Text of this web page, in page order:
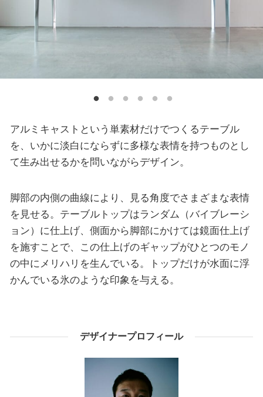
アルミキャストという単素材だけでつくるテーブル
を、いかに淡白にならずに多様な表情を持つものとし
て生み出せるかを問いながらデザイン。
脚部の内側の曲線により、見る角度でさまざまな表情
を見せる。テーブルトップはランダム（バイブレーシ
ョン）に仕上げ、側面から脚部にかけては鏡面仕上げ
を施すことで、この仕上げのギャップがひとつのモノ
の中にメリハリを生んでいる。トップだけが水面に浮
かんでいる氷のような印象を与える。
デザイナープロフィール